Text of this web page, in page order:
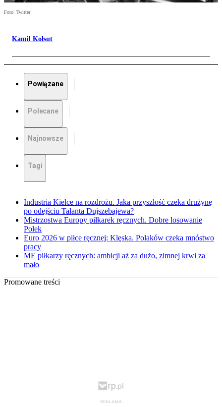
Foto: Twitter
Kamil Kołsut
Powiązane
Polecane
Najnowsze
Tagi
Industria Kielce na rozdrożu. Jaka przyszłość czeka drużynę
po odejściu Tałanta Dujszebajewa?
Mistrzostwa Europy piłkarek ręcznych. Dobre losowanie
Polek
Euro 2026 w piłce ręcznej: Klęska. Polaków czeka mnóstwo
pracy
ME piłkarzy ręcznych: ambicji aż za dużo, zimnej krwi za
mało
Promowane treści